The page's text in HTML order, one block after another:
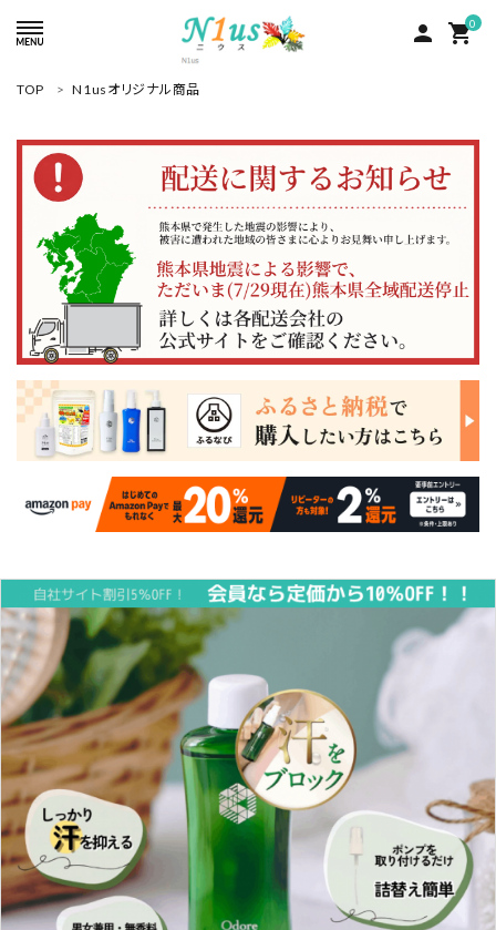
person 0
shopping_cart
ACCOUNT MENU
meeting_room ログイン person 新規会員登録
search
人気商品
カテゴリーから探す
グループ
コンテンツ
INFORMATION
TOP N1usオリジナル商品